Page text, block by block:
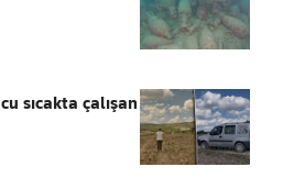
sıcakta çalışan